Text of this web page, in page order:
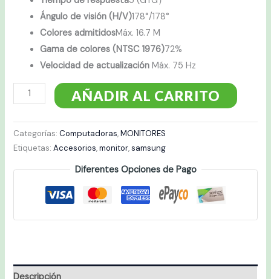
Ángulo de visión (H/V)178°/178°
Colores admitidosMáx. 16.7 M
Gama de colores (NTSC 1976)72%
Velocidad de actualizaciónMáx. 75 Hz
AÑADIR AL CARRITO
Categorías:Computadoras,MONITORES
Etiquetas:Accesorios,monitor,samsung
Diferentes Opciones de Pago